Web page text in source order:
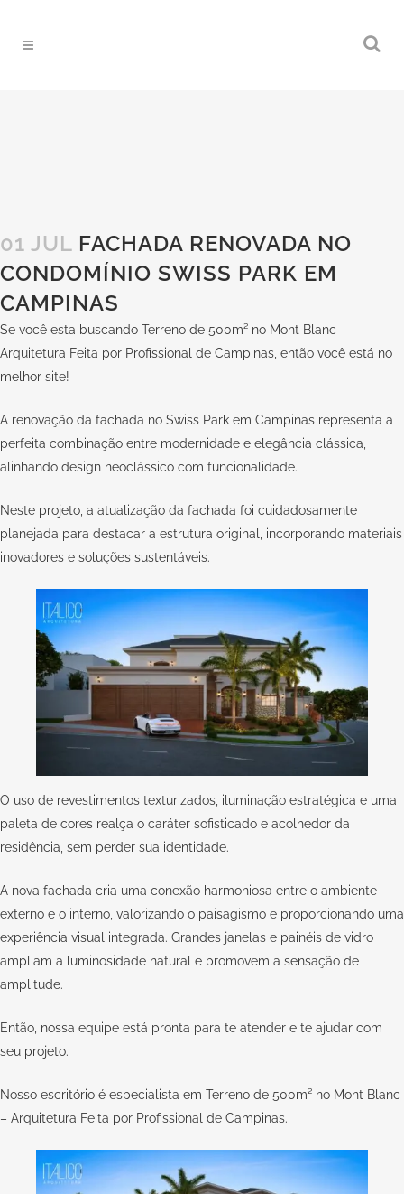
01 JUL FACHADA RENOVADA NO
CONDOMÍNIO SWISS PARK EM
CAMPINAS
Se você esta buscando Terreno de 500m² no Mont Blanc –
Arquitetura Feita por Profissional de Campinas, então você está no
melhor site!
A renovação da fachada no Swiss Park em Campinas representa a
perfeita combinação entre modernidade e elegância clássica,
alinhando design neoclássico com funcionalidade.
Neste projeto, a atualização da fachada foi cuidadosamente
planejada para destacar a estrutura original, incorporando materiais
inovadores e soluções sustentáveis.
O uso de revestimentos texturizados, iluminação estratégica e uma
paleta de cores realça o caráter sofisticado e acolhedor da
residência, sem perder sua identidade.
A nova fachada cria uma conexão harmoniosa entre o ambiente
externo e o interno, valorizando o paisagismo e proporcionando uma
experiência visual integrada. Grandes janelas e painéis de vidro
ampliam a luminosidade natural e promovem a sensação de
amplitude.
Então, nossa equipe está pronta para te atender e te ajudar com
seu projeto.
Nosso escritório é especialista em Terreno de 500m² no Mont Blanc
– Arquitetura Feita por Profissional de Campinas.